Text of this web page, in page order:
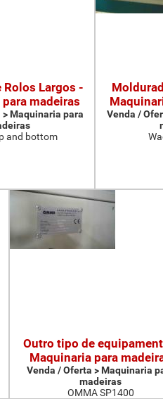
Rolos Largos -
madeiras
Maquinaria para
and bottom
Venda /
Outro tipo de
Maquinaria para
Venda / Oferta > Maquinaria
madeiras
OMMA SP1400